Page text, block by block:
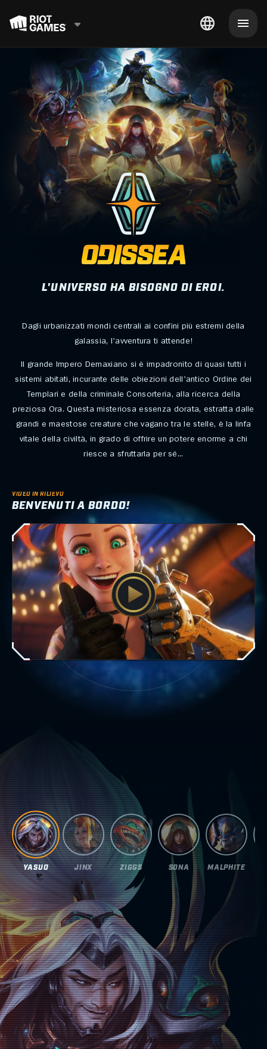
L'UNIVERSO HA BISOGNO DI EROI.
Dagli urbanizzati mondi centrali ai confini più estremi della
galassia, l'avventura ti attende!
Il grande Impero Demaxiano si è impadronito di quasi tutti i
sistemi abitati, incurante delle obiezioni dell'antico Ordine dei
Templari e della criminale Consorteria, alla ricerca della
preziosa Ora. Questa misteriosa essenza dorata, estratta dalle
grandi e maestose creature che vagano tra le stelle, è la linfa
vitale della civiltà, in grado di offrire un potere enorme a chi
riesce a sfruttarla per sé...
VIDEO IN RILIEVO
BENVENUTI A BORDO!
YASUO JINX ZIGGS SONA MALPHITE